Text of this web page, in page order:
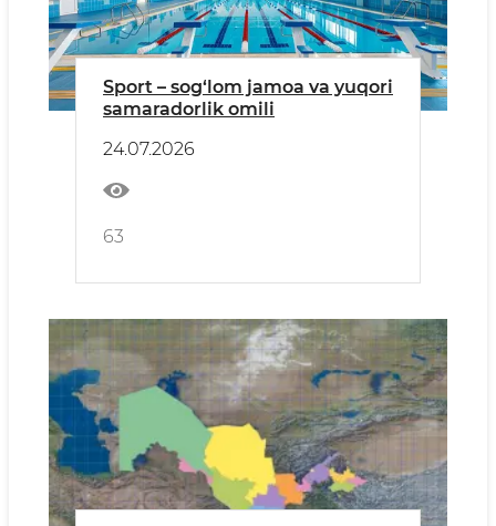
Sport – sog‘lom jamoa va yuqori
samaradorlik omili
24.07.2026
63